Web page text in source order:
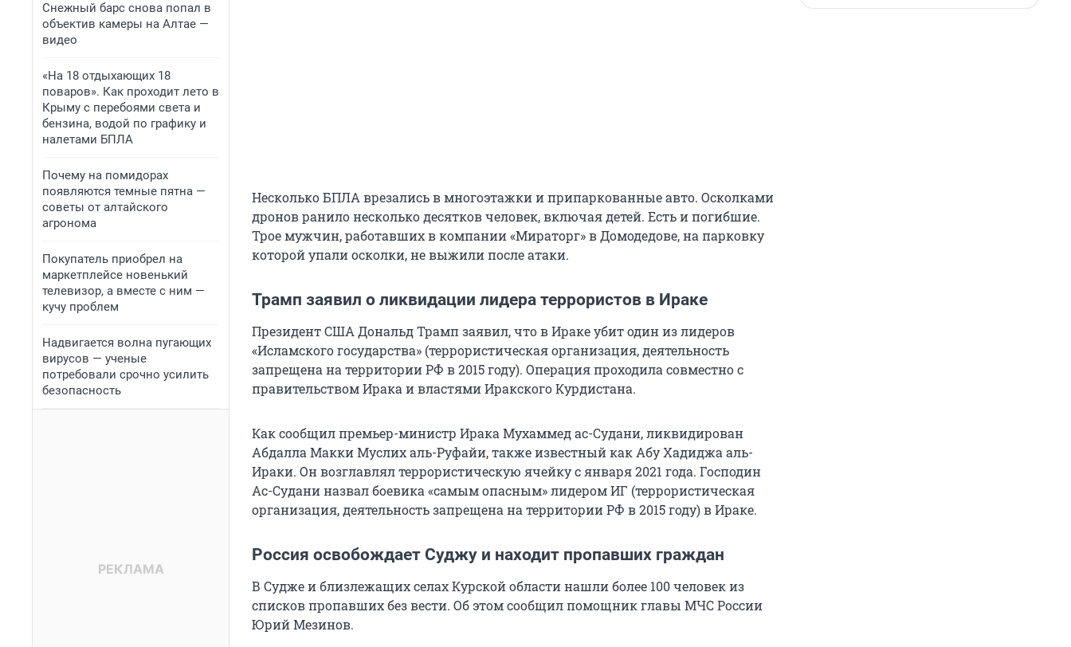
Снежный барс снова попал в
объектив камеры на Алтае —
видео
«На 18 отдыхающих 18
поваров». Как проходит лето в
Крыму с перебоями света и
бензина, водой по графику и
налетами БПЛА
Почему на помидорах
появляются темные пятна —
советы от алтайского
агронома
Покупатель приобрел на
маркетплейсе новенький
телевизор, а вместе с ним —
кучу проблем
Надвигается волна пугающих
вирусов — ученые
потребовали срочно усилить
безопасность
Несколько БПЛА врезались в многоэтажки и припаркованные авто. Осколками
дронов ранило несколько десятков человек, включая детей. Есть и погибшие.
Трое мужчин, работавших в компании «Мираторг» в Домодедове, на парковку
которой упали осколки, не выжили после атаки.
Трамп заявил о ликвидации лидера террористов в Ираке
Президент США Дональд Трамп заявил, что в Ираке убит один из лидеров
«Исламского государства» (террористическая организация, деятельность
запрещена на территории РФ в 2015 году). Операция проходила совместно с
правительством Ирака и властями Иракского Курдистана.
Как сообщил премьер-министр Ирака Мухаммед ас-Судани, ликвидирован
Абдалла Макки Муслих аль-Руфайи, также известный как Абу Хадиджа аль-
Ираки. Он возглавлял террористическую ячейку с января 2021 года. Господин
Ас-Судани назвал боевика «самым опасным» лидером ИГ (террористическая
организация, деятельность запрещена на территории РФ в 2015 году) в Ираке.
Россия освобождает Суджу и находит пропавших граждан
В Судже и близлежащих селах Курской области нашли более 100 человек из
списков пропавших без вести. Об этом сообщил помощник главы МЧС России
Юрий Мезинов.